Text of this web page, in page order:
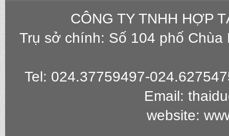
CÔNG TY TNHH HỢP
Trụ sở chính: Số 104 phố
Tel: 024.37759497-
Email:
website: